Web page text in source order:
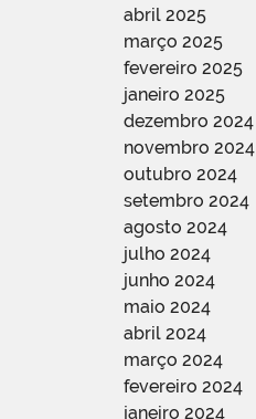
abril 2025
março 2025
fevereiro 2025
janeiro 2025
dezembro 2024
novembro 2024
outubro 2024
setembro 2024
agosto 2024
julho 2024
junho 2024
maio 2024
abril 2024
março 2024
fevereiro 2024
janeiro 2024